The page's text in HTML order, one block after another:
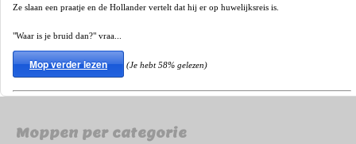
Ze slaan een praatje en de Hollander vertelt dat hij er op huwelijksreis is.
"Waar is je bruid dan?" vraa...
Mop verder lezen (Je hebt 58% gelezen)
Moppen per categorie